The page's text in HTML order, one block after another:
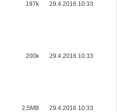
197k 29.4.2016 10:33
200k 29.4.2016 10:33
2,5MB 29.4.2016 10:33